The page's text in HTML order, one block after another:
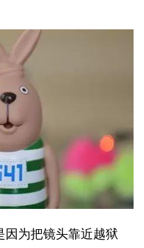
因为把镜头靠近越狱